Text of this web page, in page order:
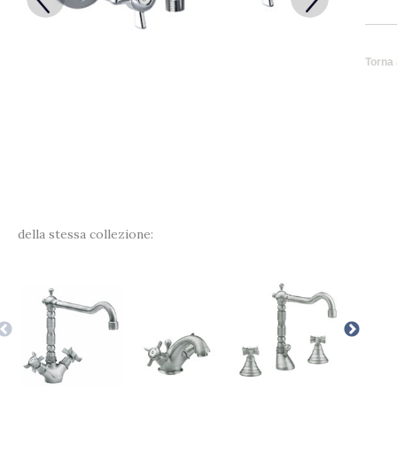
della stessa collezione:
Torna